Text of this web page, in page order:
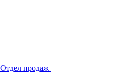
Отдел продаж